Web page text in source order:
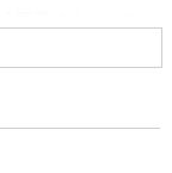
で、裏金をもらっ
かといったワイド
うとしている。し
通じた派閥や政治